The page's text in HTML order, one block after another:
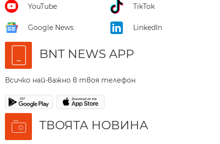
YouTube TikTok
Google News LinkedIn
BNT NEWS APP
Всичко най-важно в твоя телефон
ТВОЯТА НОВИНА